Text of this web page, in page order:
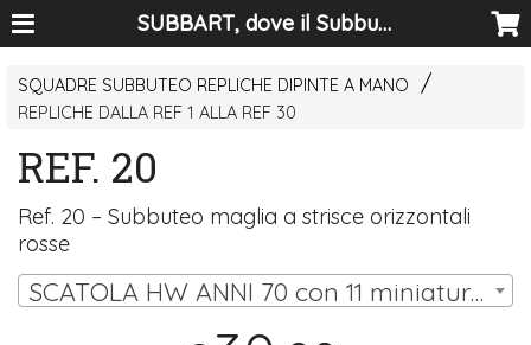
SUBBART, dove il Subbuteo diventa arte
SQUADRE SUBBUTEO REPLICHE DIPINTE A MANO
REPLICHE DALLA REF 1 ALLA REF 30
REF. 20
Ref. 20 – Subbuteo maglia a strisce orizzontali
rosse
SCATOLA HW ANNI 70 con 11 miniature (10 omini, portiere su asta) | € 30,00